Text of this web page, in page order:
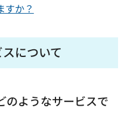
すか？
について
のようなサービスで